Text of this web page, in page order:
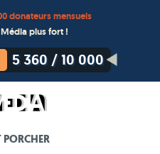
donateurs mensuels
plus fort !
5 360/10 000